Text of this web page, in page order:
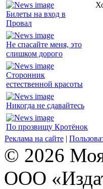
Билеты на вход в
Провал
Не спасайте меня, это
слишком дорого
Сторонник
естественной красоты
Никогда не сдавайтесь
По прозвищу Кротёнок
Реклама на сайте |
© 2026
ООО